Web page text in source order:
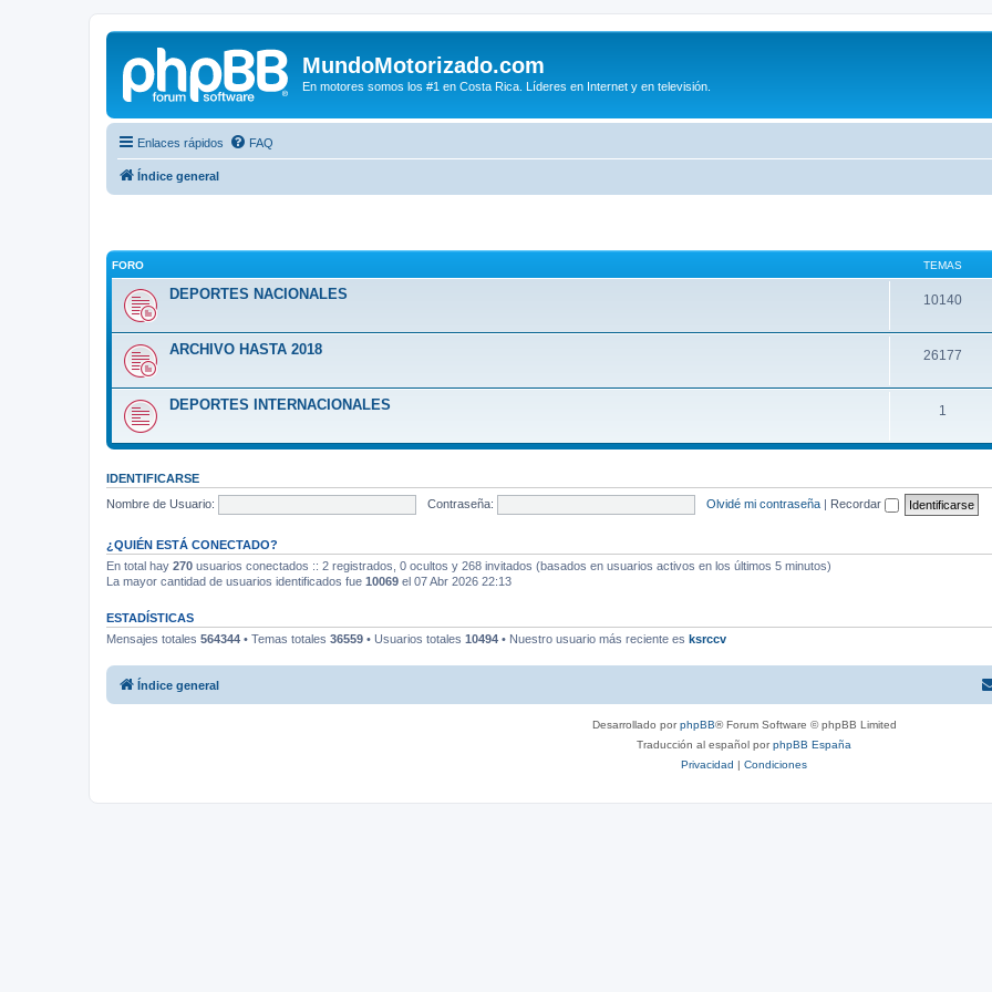
MundoMotorizado.com
En motores somos los #1 en Costa Rica. Líderes en Internet y en televisión.
Enlaces rápidos FAQ
Índice general
FORO TEMAS
DEPORTES NACIONALES 10140
ARCHIVO HASTA 2018 26177
DEPORTES INTERNACIONALES 1
IDENTIFICARSE
Nombre de Usuario:
Contraseña: Olvidé mi contraseña | Recordar
¿QUIÉN ESTÁ CONECTADO?
En total hay 270 usuarios conectados :: 2 registrados, 0 ocultos y 268 invitados (basados en usuarios activos en los últimos 5 minutos)
La mayor cantidad de usuarios identificados fue 10069 el 07 Abr 2026 22:13
ESTADÍSTICAS
Mensajes totales 564344 • Temas totales 36559 • Usuarios totales 10494 • Nuestro usuario más reciente es ksrccv
Índice general
Desarrollado porphpBB® Forum Software © phpBB Limited
Traducción al español porphpBB España
Privacidad | Condiciones